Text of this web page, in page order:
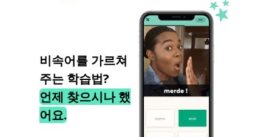
비속어를 가르쳐
주는 학습법?
언제 찾으시나 했
어요.